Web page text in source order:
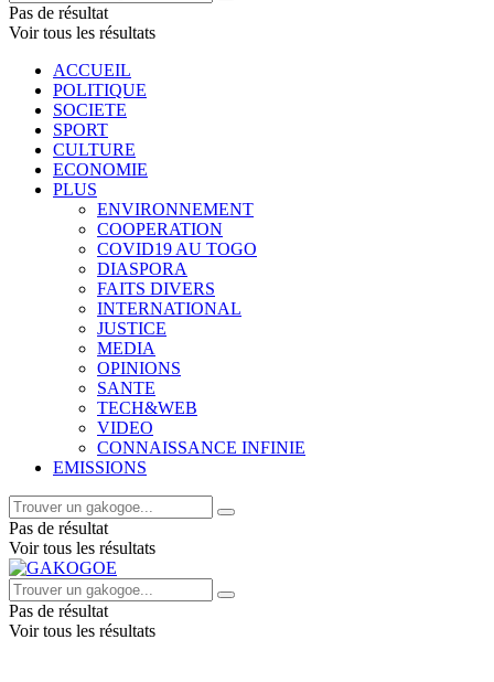
Pas de résultat
Voir tous les résultats
ACCUEIL
POLITIQUE
SOCIETE
SPORT
CULTURE
ECONOMIE
PLUS
ENVIRONNEMENT
COOPERATION
COVID19 AU TOGO
DIASPORA
FAITS DIVERS
INTERNATIONAL
JUSTICE
MEDIA
OPINIONS
SANTE
TECH&WEB
VIDEO
CONNAISSANCE INFINIE
EMISSIONS
Pas de résultat
Voir tous les résultats
Pas de résultat
Voir tous les résultats